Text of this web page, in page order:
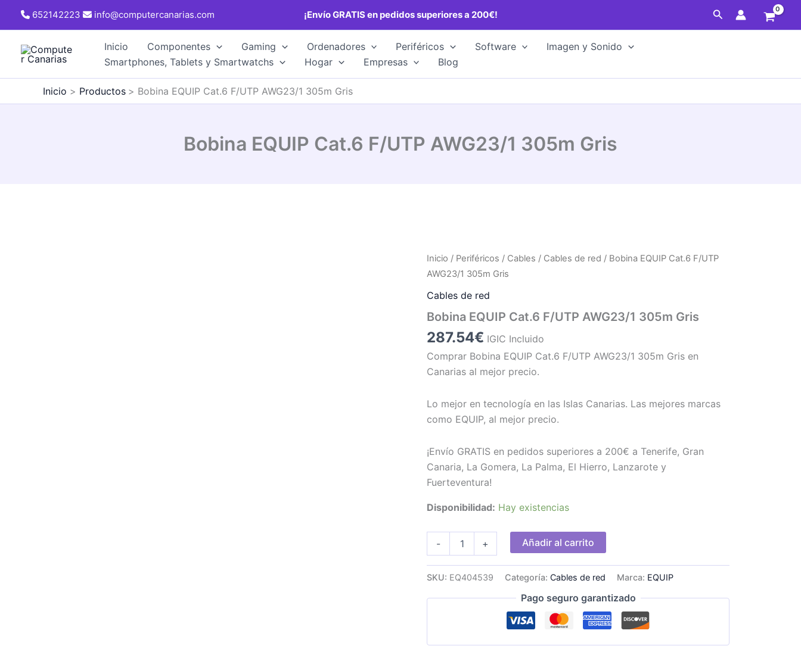
652142223 info@computercanarias.com ¡Envío GRATIS en pedidos superiores a 200€! Buscar
Inicio Componentes Gaming Ordenadores Periféricos Software
Imagen y Sonido
Smartphones, Tablets y Smartwatchs
Hogar Empresas Blog
Inicio Productos Bobina EQUIP Cat.6 F/UTP AWG23/1 305m Gris
Bobina EQUIP Cat.6 F/UTP AWG23/1 305m Gris
Inicio / Periféricos / Cables / Cables de red / Bobina EQUIP Cat.6 F/UTP
AWG23/1 305m Gris
Cables de red
Bobina EQUIP Cat.6 F/UTP AWG23/1 305m Gris
287.54€ IGIC Incluido
Comprar Bobina EQUIP Cat.6 F/UTP AWG23/1 305m Gris en
Canarias al mejor precio.
Lo mejor en tecnología en las Islas Canarias. Las mejores marcas
como EQUIP, al mejor precio.
¡Envío GRATIS en pedidos superiores a 200€ a Tenerife, Gran
Canaria, La Gomera, La Palma, El Hierro, Lanzarote y
Fuerteventura!
Disponibilidad: Hay existencias
-
F/UTP
AWG23/1
305m
+ Añadir al carrito
SKU: EQ404539 Categoría:Cables de red Marca: EQUIP
Pago seguro garantizado
305m
cantidad